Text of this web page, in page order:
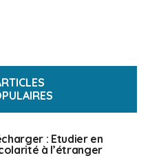
: Etudier en
à l’étranger